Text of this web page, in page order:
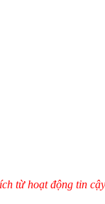
từ hoạt động tin